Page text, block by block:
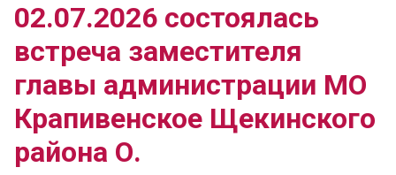
02.07.2026 состоялась
встреча заместителя
главы администрации МО
Крапивенское Щекинского
района О.